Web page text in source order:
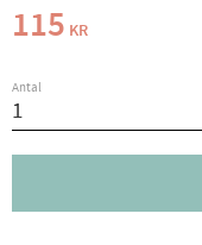
115 KR
Antal